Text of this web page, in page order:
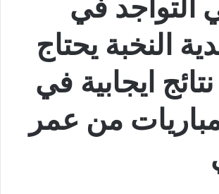
التواجد في
النخبة يحتاج
ايجابية في
من عمر